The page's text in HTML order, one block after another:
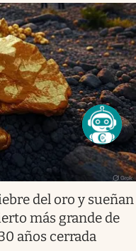
del oro y sueñan
más grande de
años cerrada